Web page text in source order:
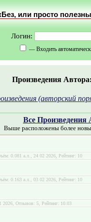
или просто
Логин:
— Входить
Произведения Автора:
(авторский
Все Произведения
Выше расположены более
0.081 а.л., 24 02 2026, Рейтинг: 10
0.163 а.л., 03 02 2026, Рейтинг: 10
2026, Отзывов: 5, Рейтинг: 10.03